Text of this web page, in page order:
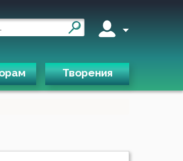
Творения